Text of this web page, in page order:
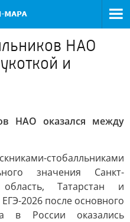
НАО
и
НАО оказался между
стобалльниками
значения Санкт-
Татарстан и
2026 после основного
в России оказались